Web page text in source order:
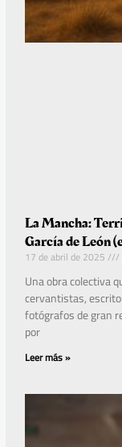
La Mancha:
García de León
17 de abril de 2025
Una obra colectiva
cervantistas,
fotógrafos de gran
por
Leer más »